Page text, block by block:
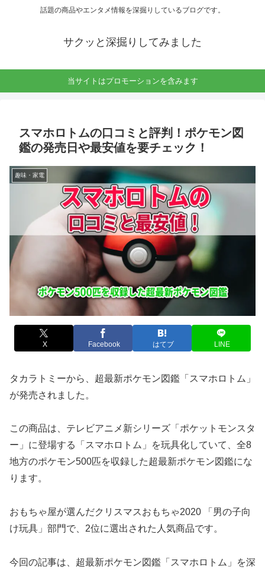
話題の商品やエンタメ情報を深掘りしているブログです。
サクッと深掘りしてみました
当サイトはプロモーションを含みます
スマホロトムの口コミと評判！ポケモン図
鑑の発売日や最安値を要チェック！
趣味・家電
X Facebook はてブ LINE
タカラトミーから、超最新ポケモン図鑑「スマホロトム」
が発売されました。
この商品は、テレビアニメ新シリーズ「ポケットモンスタ
ー」に登場する「スマホロトム」を玩具化していて、全8
地方のポケモン500匹を収録した超最新ポケモン図鑑にな
ります。
おもちゃ屋が選んだクリスマスおもちゃ2020 「男の子向
け玩具」部門で、2位に選出された人気商品です。
今回の記事は、超最新ポケモン図鑑「スマホロトム」を深